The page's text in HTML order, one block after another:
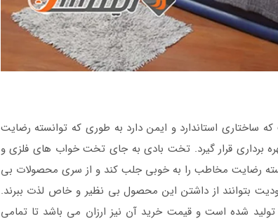
استاندارد و ایمن دارد به طوری که توانسته رضایت
برداری قرار گیرد. تخت بادی به جای تخت خواب های فلزی و
رضایت مخاطب را به خوبی جلب کند و از سری محصولات بی
بتوانند از داشتن این محصول بی نظیر و خاص لذت ببرند.
شده است و قیمت خرید آن نیز ارزان می باشد تا تمامی